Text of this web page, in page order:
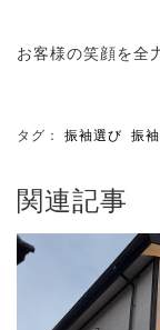
お客様の笑顔を全
タグ： 振袖選び 振
関連記事